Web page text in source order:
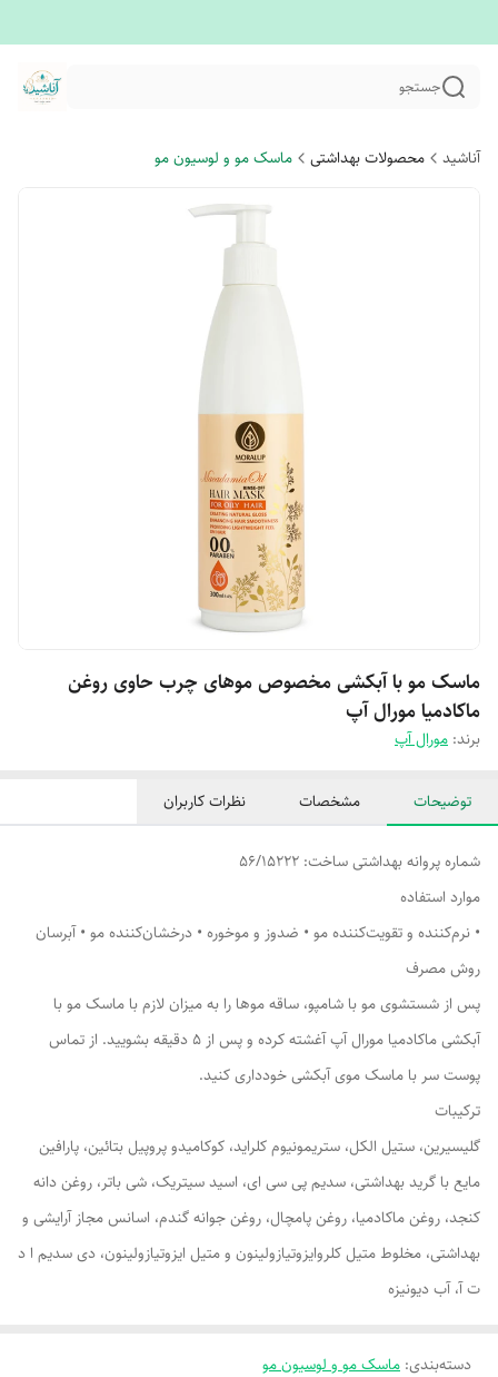
جستجو
آناشید محصولات بهداشتی ماسک مو و لوسیون مو
ماسک مو با آبکشی مخصوص موهای چرب حاوی روغن
ماکادمیا مورال آپ
برند: مورال آپ
توضیحات مشخصات نظرات کاربران
شماره پروانه بهداشتی ساخت: 56/15222
موارد استفاده
• نرم‌کننده و تقویت‌کننده مو • ضدوز و موخوره • درخشان‌کننده مو • آبرسان
روش مصرف
پس از شستشوی مو با شامپو، ساقه موها را به میزان لازم با ماسک مو با
آبکشی ماکادمیا مورال آپ آغشته کرده و پس از 5 دقیقه بشویید. از تماس
پوست سر با ماسک موی آبکشی خودداری کنید.
ترکیبات
گلیسیرین، ستیل الکل، ستریمونیوم کلراید، کوکامیدو پروپیل بتائین، پارافین
مایع با گرید بهداشتی، سدیم پی سی ای، اسید سیتریک، شی باتر، روغن دانه
کنجد، روغن ماکادمیا، روغن پامچال، روغن جوانه گندم، اسانس مجاز آرایشی و
بهداشتی، مخلوط متیل کلروایزوتیازولینون و متیل ایزوتیازولینون، دی سدیم ا د
ت آ، آب دیونیزه
دسته‌بندی: ماسک مو و لوسیون مو